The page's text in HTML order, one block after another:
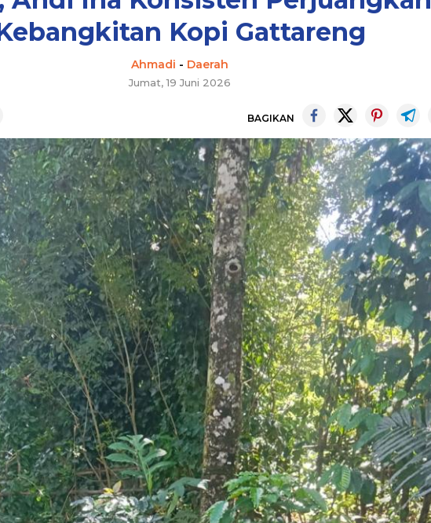
Kopi Gattareng
Ahmadi - Daerah
Jumat, 19 Juni 2026
BAGIKAN